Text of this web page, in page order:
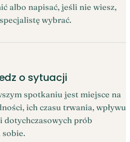
albo napisać, jeśli nie wiesz,
wybrać.
o sytuacji
spotkaniu jest miejsce na
ich czasu trwania, wpływu
dotychczasowych prób
sobie.